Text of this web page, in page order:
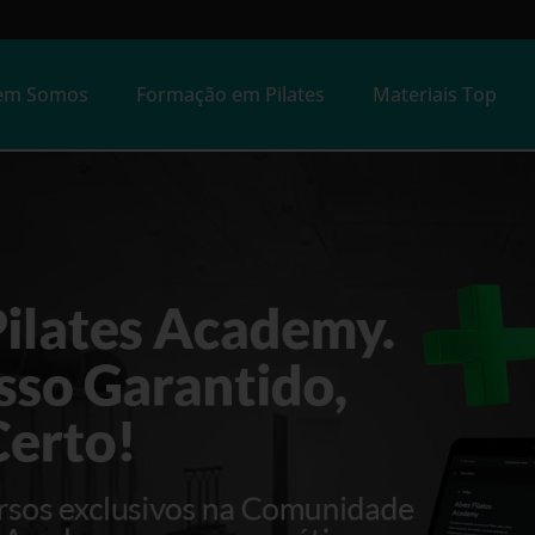
Somos Formação em Pilates Materiais Top